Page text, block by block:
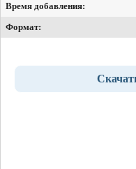
Время добавления:
Формат: